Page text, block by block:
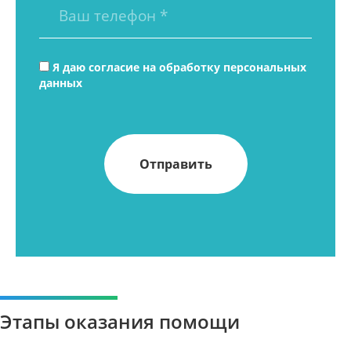
Я даю согласие на обработку персональных
данных
Этапы оказания помощи